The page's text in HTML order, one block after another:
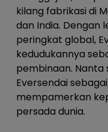
kilang fabrikasi di
dan India. Dengan
peringkat global,
kedudukannya
pembinaan.
Eversendai
mempamerkan
persada dunia.